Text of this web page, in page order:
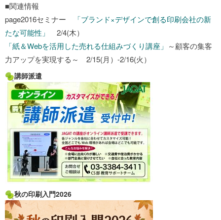
■関連情報
page2016セミナー
「ブランド×デザインで創る印刷会社の新
たな可能性」
2/4(木）
「紙＆Webを活用した売れる仕組みづくり講座」 ～顧客の集客
力アップを実現する～ 2/15(月）-2/16(火）
講師派遣
秋の印刷入門2026